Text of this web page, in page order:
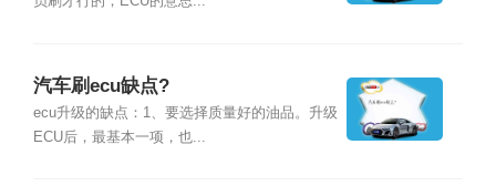
汽车刷ecu缺点?
ecu升级的缺点：1、要选择质量好的油品。升级
ECU后，最基本一项，也...